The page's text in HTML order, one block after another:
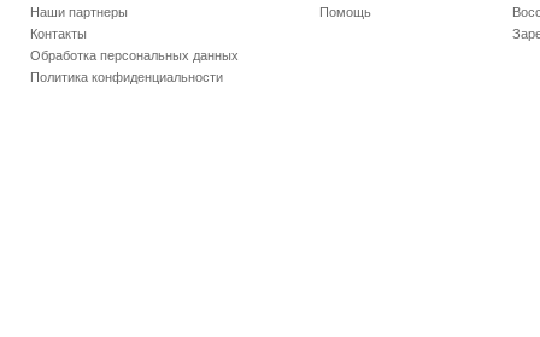
Наши партнеры
Контакты
Обработка персональных данных
Политика конфиденциальности
Помощь